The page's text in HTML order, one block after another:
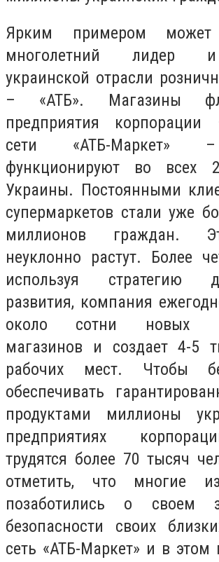
Ярким примером может
многолетний лидер
украинской отрасли
– «АТБ». Магазины
предприятия корпорации
сети «АТБ-Маркет»
функционируют во всех
Украины. Постоянными
супермаркетов стали уже
миллионов граждан.
неуклонно растут. Более
используя стратегию
развития, компания
около сотни новых
магазинов и создает 4-5
рабочих мест. Чтобы
обеспечивать
продуктами миллионы
предприятиях
трудятся более 70 тысяч
отметить, что многие
позаботились о своем
безопасности своих
сеть «АТБ-Маркет» и в этом